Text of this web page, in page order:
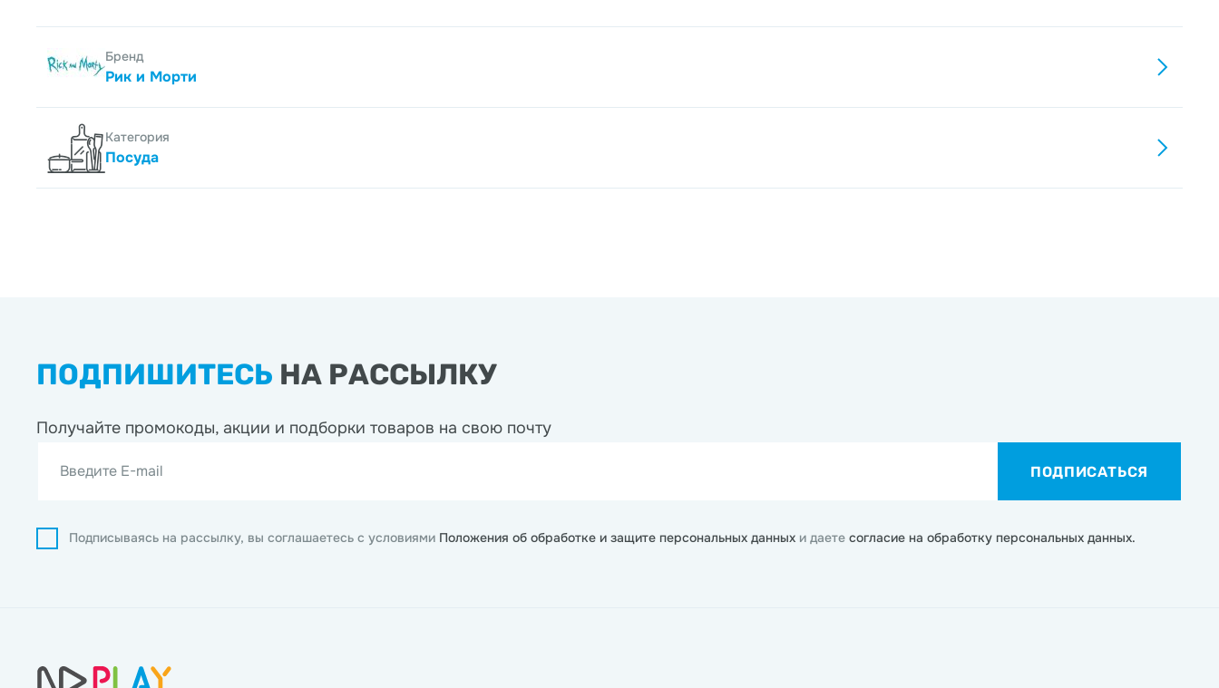
Бренд
Рик и Морти
Категория
Посуда
ПОДПИШИТЕСЬ НА РАССЫЛКУ
Получайте промокоды, акции и подборки товаров на свою почту
Введите E-mail ПОДПИСАТЬСЯ
Подписываясь на рассылку, вы соглашаетесь с условиями Положения об обработке и защите персональных данных и даете согласие на обработку персональных данных.